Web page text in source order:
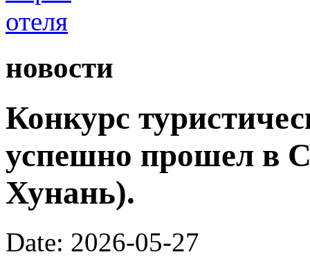
новости
Конкурс
успешно прошел в
Хунань).
Date: 2026-05-27